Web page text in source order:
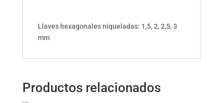
Llaves hexagonales niqueladas: 1,5, 2, 2,5, 3
mm
Productos relacionados